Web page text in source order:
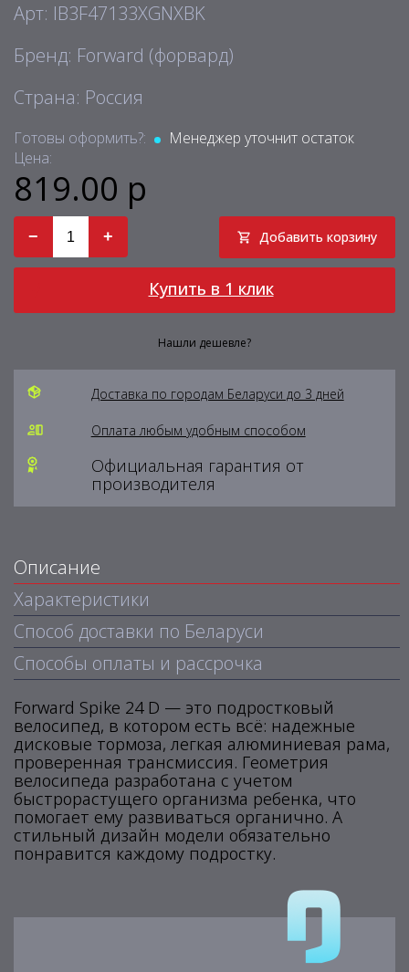
Арт: IB3F47133XGNXBK
Бренд: Forward (форвард)
Страна: Россия
Готовы оформить?:
Менеджер уточнит остаток
Цена:
819.00 р
− + Добавить корзину
Купить в 1 клик
Нашли дешевле?
Доставка по городам Беларуси до 3 дней
Оплата любым удобным способом
Официальная гарантия от
производителя
Описание
Характеристики
Способ доставки по Беларуси
Способы оплаты и рассрочка
Forward Spike 24 D — это подростковый
велосипед, в котором есть всё: надежные
дисковые тормоза, легкая алюминиевая рама,
проверенная трансмиссия. Геометрия
велосипеда разработана с учетом
быстрорастущего организма ребенка, что
помогает ему развиваться органично. А
стильный дизайн модели обязательно
понравится каждому подростку.